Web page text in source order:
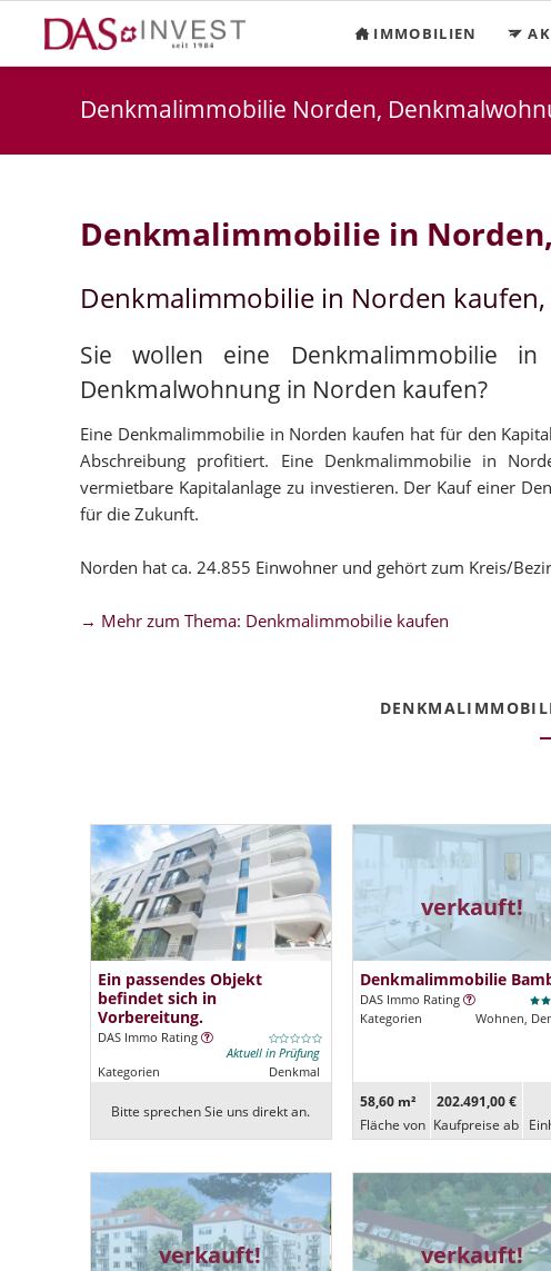
IMMOBILIEN
Denkmalimmobilie Norden,
Denkmalimmobilie in
Denkmalimmobilie in Norden
Sie wollen eine Denkmalimmobilie
Denkmalwohnung in Norden kaufen?
Eine Denkmalimmobilie in Norden kaufen hat für den
Abschreibung profitiert. Eine Denkmalimmobilie in
vermietbare Kapitalanlage zu investieren. Der Kauf einer
für die Zukunft.
Norden hat ca. 24.855 Einwohner und gehört zum Kreis/
→ Mehr zum Thema: Denkmalimmobilie kaufen
Ein passendes Objekt
befindet sich in
Vorbereitung.
DAS Immo Rating
Aktuell in Prüfung
Kategorien
Denkmal
Bitte sprechen Sie uns direkt an.
verkauft!
Denkmalimmobilie
DAS Immo Rating
Kategorien
Wohnen,
58,60 m²
Fläche von
202.491,00 €
Kaufpreise ab
verkauft! verkauft!